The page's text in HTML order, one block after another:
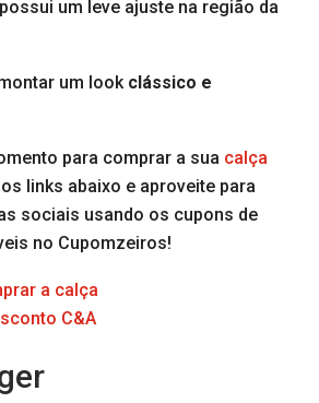
um leve ajuste na região da
um look clássico e
para comprar a sua calça
links abaixo e aproveite para
sociais usando os cupons de
no Cupomzeiros!
a calça
C&A